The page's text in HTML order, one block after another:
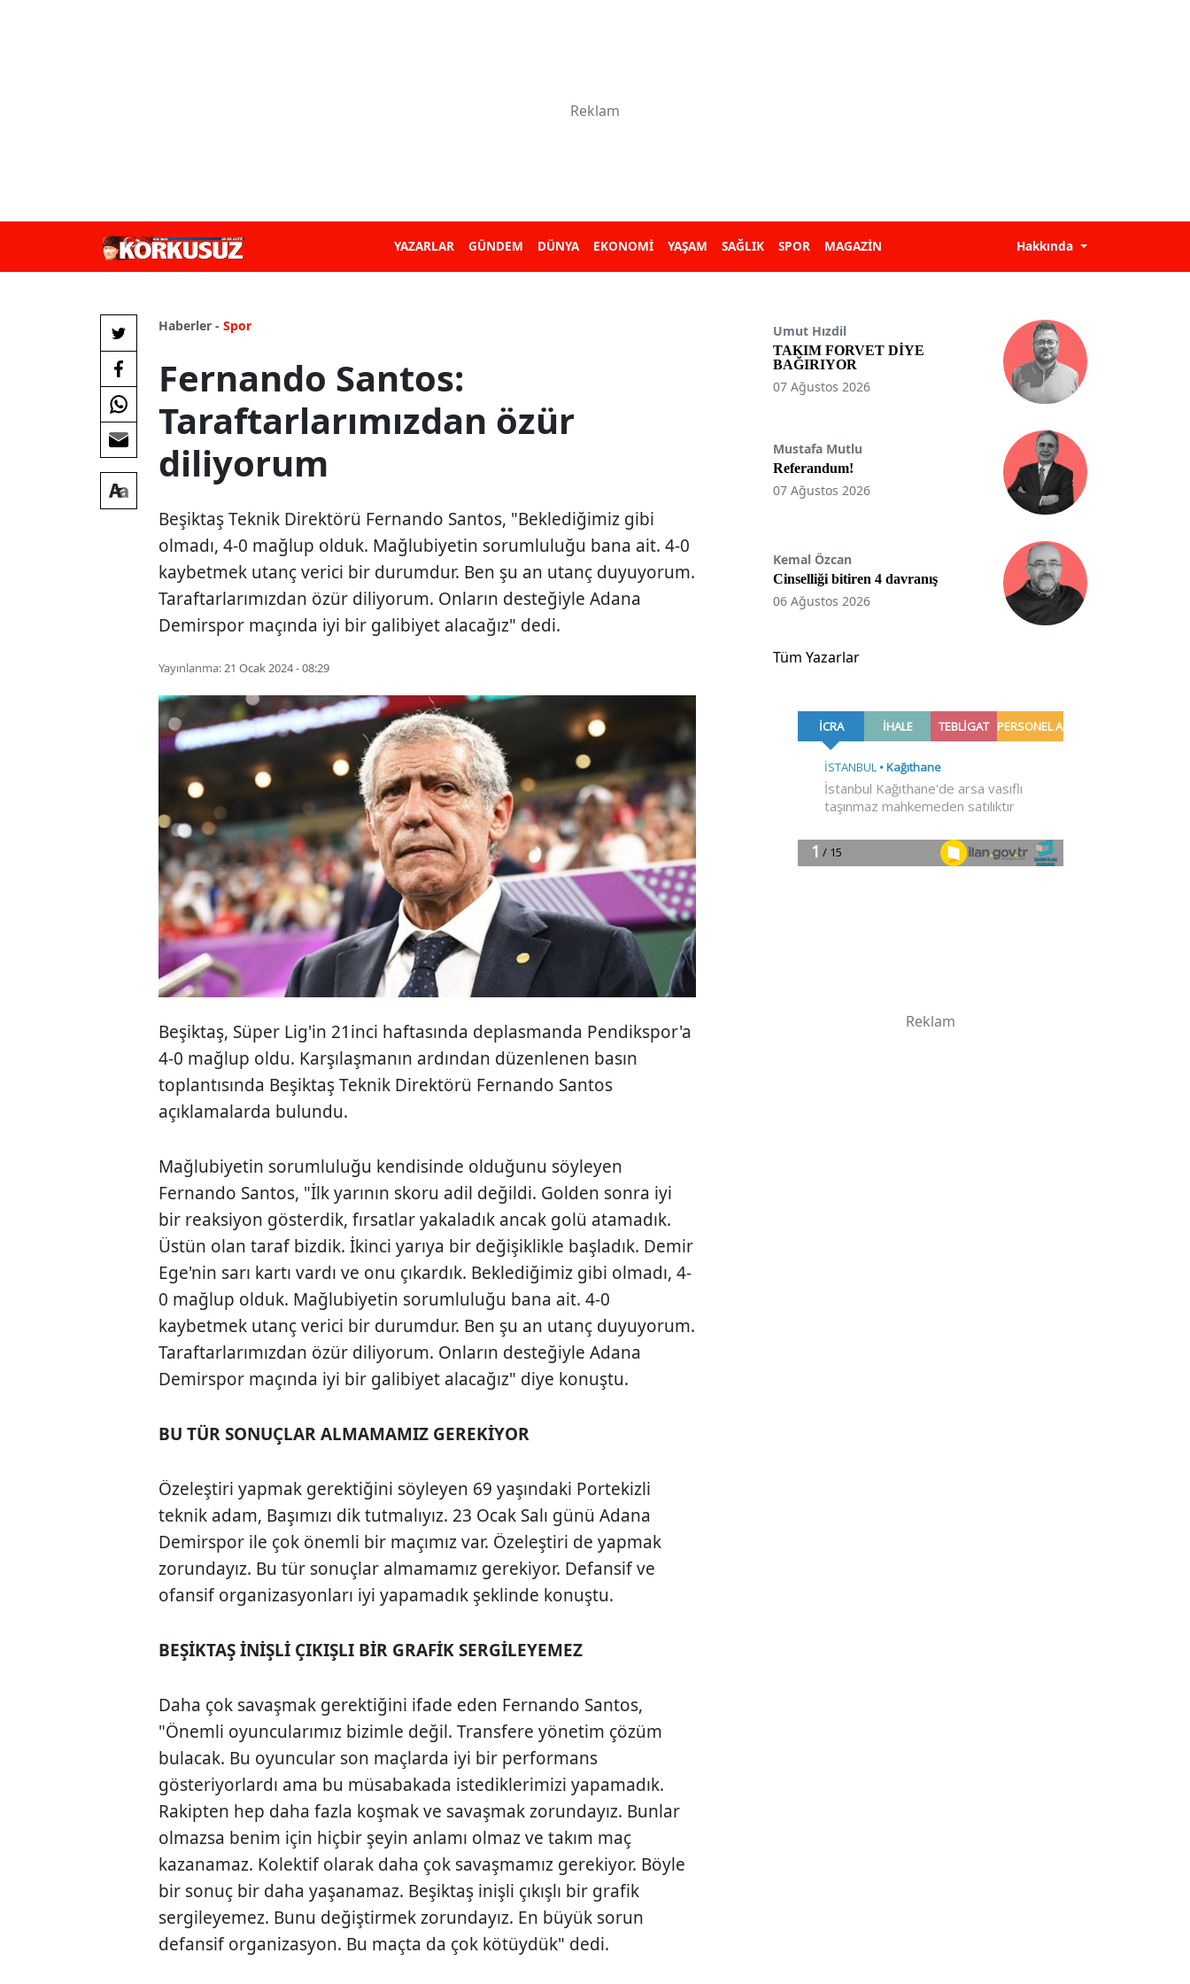
YAZARLAR GÜNDEM DÜNYA EKONOMİ YAŞAM SAĞLIK SPOR MAGAZİN Hakkında
Haberler - Spor
Fernando Santos:
Taraftarlarımızdan özür
diliyorum
Beşiktaş Teknik Direktörü Fernando Santos, "Beklediğimiz gibi
olmadı, 4-0 mağlup olduk. Mağlubiyetin sorumluluğu bana ait. 4-0
kaybetmek utanç verici bir durumdur. Ben şu an utanç duyuyorum.
Taraftarlarımızdan özür diliyorum. Onların desteğiyle Adana
Demirspor maçında iyi bir galibiyet alacağız" dedi.
Yayınlanma:21 Ocak 2024 - 08:29
Beşiktaş, Süper Lig'in 21inci haftasında deplasmanda Pendikspor'a
4-0 mağlup oldu. Karşılaşmanın ardından düzenlenen basın
toplantısında Beşiktaş Teknik Direktörü Fernando Santos
açıklamalarda bulundu.
Mağlubiyetin sorumluluğu kendisinde olduğunu söyleyen
Fernando Santos, "İlk yarının skoru adil değildi. Golden sonra iyi
bir reaksiyon gösterdik, fırsatlar yakaladık ancak golü atamadık.
Üstün olan taraf bizdik. İkinci yarıya bir değişiklikle başladık. Demir
Ege'nin sarı kartı vardı ve onu çıkardık. Beklediğimiz gibi olmadı, 4-
0 mağlup olduk. Mağlubiyetin sorumluluğu bana ait. 4-0
kaybetmek utanç verici bir durumdur. Ben şu an utanç duyuyorum.
Taraftarlarımızdan özür diliyorum. Onların desteğiyle Adana
Demirspor maçında iyi bir galibiyet alacağız" diye konuştu.
BU TÜR SONUÇLAR ALMAMAMIZ GEREKİYOR
Özeleştiri yapmak gerektiğini söyleyen 69 yaşındaki Portekizli
teknik adam, Başımızı dik tutmalıyız. 23 Ocak Salı günü Adana
Demirspor ile çok önemli bir maçımız var. Özeleştiri de yapmak
zorundayız. Bu tür sonuçlar almamamız gerekiyor. Defansif ve
ofansif organizasyonları iyi yapamadık şeklinde konuştu.
BEŞİKTAŞ İNİŞLİ ÇIKIŞLI BİR GRAFİK SERGİLEYEMEZ
Daha çok savaşmak gerektiğini ifade eden Fernando Santos,
"Önemli oyuncularımız bizimle değil. Transfere yönetim çözüm
bulacak. Bu oyuncular son maçlarda iyi bir performans
gösteriyorlardı ama bu müsabakada istediklerimizi yapamadık.
Rakipten hep daha fazla koşmak ve savaşmak zorundayız. Bunlar
olmazsa benim için hiçbir şeyin anlamı olmaz ve takım maç
kazanamaz. Kolektif olarak daha çok savaşmamız gerekiyor. Böyle
bir sonuç bir daha yaşanamaz. Beşiktaş inişli çıkışlı bir grafik
sergileyemez. Bunu değiştirmek zorundayız. En büyük sorun
defansif organizasyon. Bu maçta da çok kötüydük" dedi.
Umut Hızdil
TAKIM FORVET DİYE
BAĞIRIYOR
07 Ağustos 2026
Mustafa Mutlu
Referandum!
07 Ağustos 2026
Kemal Özcan
Cinselliği bitiren 4 davranış
06 Ağustos 2026
Tüm Yazarlar